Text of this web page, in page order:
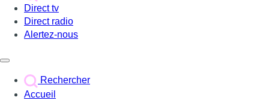
Direct tv
Direct radio
Alertez-nous
Rechercher
Accueil